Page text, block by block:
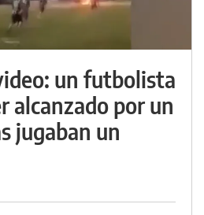
un futbolista
alcanzado por un
jugaban un